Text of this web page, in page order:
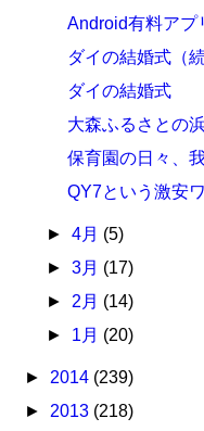
Android有料アプ
ダイの結婚式（
ダイの結婚式
大森ふるさとの
保育園の日々、
QY7という激安
► 4月 (5)
► 3月 (17)
► 2月 (14)
► 1月 (20)
► 2014 (239)
► 2013 (218)